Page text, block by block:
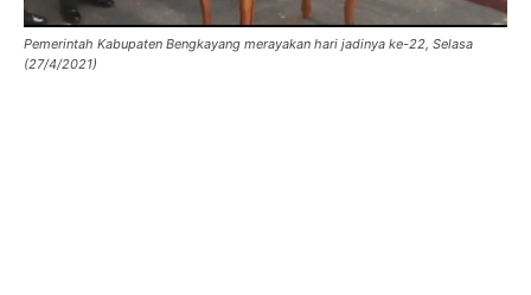
Pemerintah Kabupaten Bengkayang merayakan hari jadinya ke-22, Selasa
(27/4/2021)